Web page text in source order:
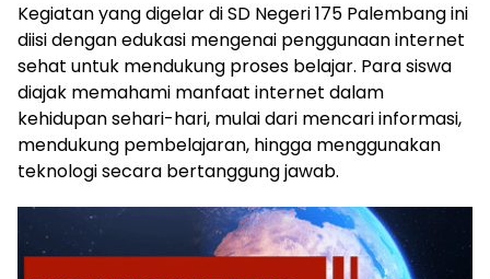
Kegiatan yang digelar di SD Negeri 175 Palembang ini
diisi dengan edukasi mengenai penggunaan internet
sehat untuk mendukung proses belajar. Para siswa
diajak memahami manfaat internet dalam
kehidupan sehari-hari, mulai dari mencari informasi,
mendukung pembelajaran, hingga menggunakan
teknologi secara bertanggung jawab.